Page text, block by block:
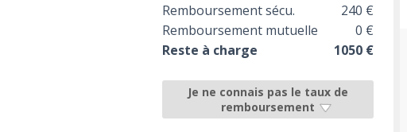
Remboursement sécu.
240 €
Remboursement mutuelle
0 €
Reste à charge
1050 €
Je ne connais pas le taux de
remboursement